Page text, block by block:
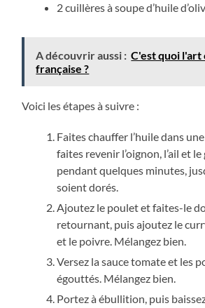
2 cuillères à soupe d’huile
A découvrir aussi : C'est quoi l'art
française ?
Voici les étapes à suivre :
Faites chauffer l’huile dans
faites revenir l’oignon, l’ail et
pendant quelques minutes,
soient dorés.
Ajoutez le poulet et faites-le
retournant, puis ajoutez le
et le poivre. Mélangez bien.
Versez la sauce tomate et les
égouttés. Mélangez bien.
Portez à ébullition, puis